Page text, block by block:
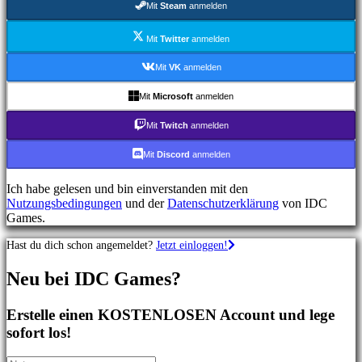
Rennspiele
Gelegenheitsspiele
Indie
Simulationsspiele
Kampfspiele
Gemeinschaft
Gameplay
In-
Game
Events
Media
Foren
IDC
Gifts
IDC
Mit Steam anmelden
MitTwitteranmelden
Mit VKanmelden
Mit Microsoft anmelden
Mit Twitch anmelden
Mit Discord anmelden
Ich habe gelesen und bin einverstanden mit den
Nutzungsbedingungen und derDatenschutzerklärung von IDC
Games.
Hast du dich schon angemeldet? Jetzt einloggen!
Neu bei IDC Games?
Erstelle einen KOSTENLOSEN Account und lege
sofort los!